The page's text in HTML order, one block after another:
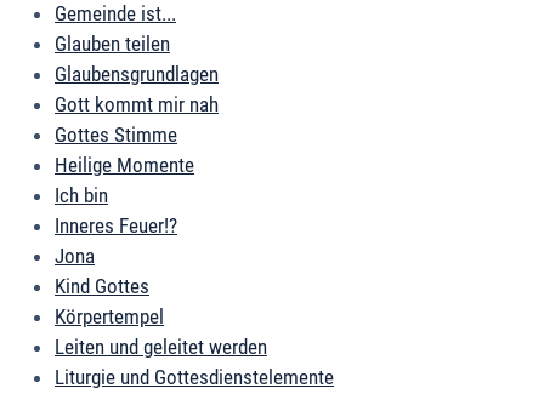
Gemeinde ist...
Glauben teilen
Glaubensgrundlagen
Gott kommt mir nah
Gottes Stimme
Heilige Momente
Ich bin
Inneres Feuer!?
Jona
Kind Gottes
Körpertempel
Leiten und geleitet werden
Liturgie und Gottesdienstelemente